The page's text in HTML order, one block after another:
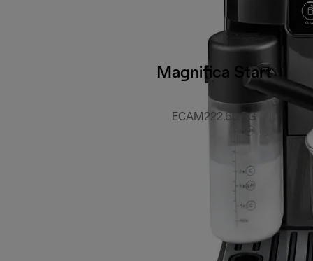
Magnifica Start
ECAM222.60.BG